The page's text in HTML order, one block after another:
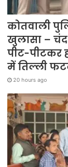
कोतवाली
खुलासा – चंद
पीट-पीटकर
में तिल्ली
20 hours ago